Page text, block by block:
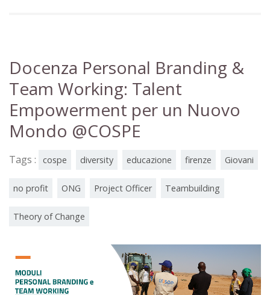
Docenza Personal Branding &
Team Working: Talent
Empowerment per un Nuovo
Mondo @COSPE
Tags : cospe diversity educazione firenze Giovani
no profit ONG Project Officer Teambuilding
Theory of Change